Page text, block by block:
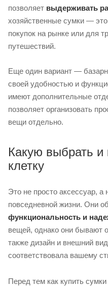
позволяет выдерживать
хозяйственные сумки —
покупок на рынке или для
путешествий.
Еще один вариант —
своей удобностью и
имеют дополнительные
позволяет организовать
вещи отдельно.
Какую выбрать и
клетку
Это не просто аксессуар,
повседневной жизни. Они
функциональность и
вещей, однако они бывают
также дизайн и внешний
соответствовала вашему
Перед тем как купить